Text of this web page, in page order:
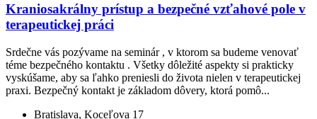
Kraniosakrálny prístup a bezpečné vzťahové pole v
terapeutickej práci
Srdečne vás pozývame na seminár , v ktorom sa budeme venovať
téme bezpečného kontaktu . Všetky dôležité aspekty si prakticky
vyskúšame, aby sa ľahko preniesli do života nielen v terapeutickej
praxi. Bezpečný kontakt je základom dôvery, ktorá pomô...
Bratislava, Koceľova 17